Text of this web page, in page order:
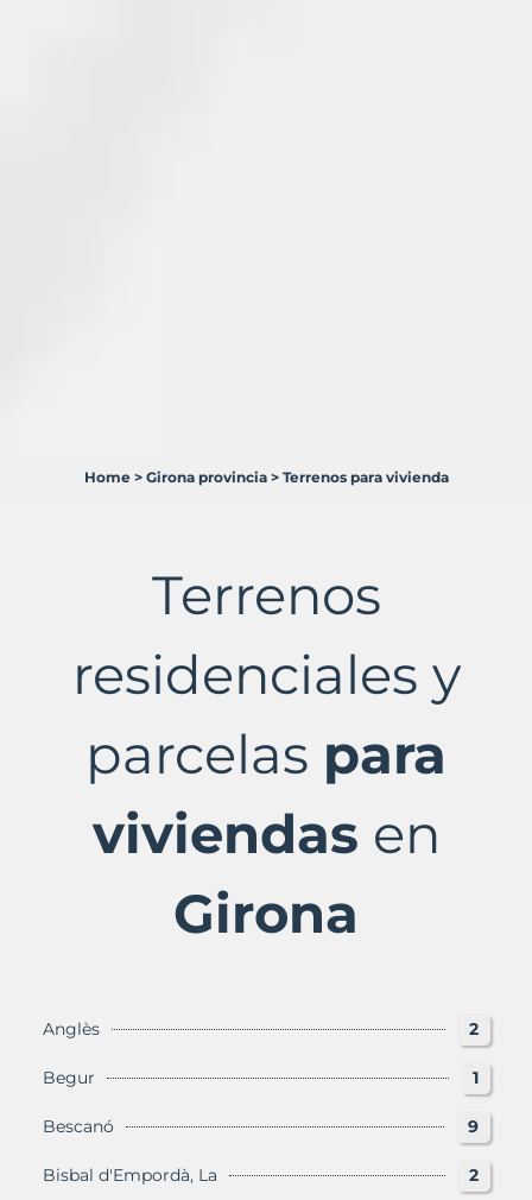
Murbalands
Home > Girona provincia > Terrenos para vivienda
Terrenos
residenciales y
parcelas para
viviendas en
Girona
Anglès 2
Begur 1
Bescanó 9
Bisbal d'Empordà, La 2